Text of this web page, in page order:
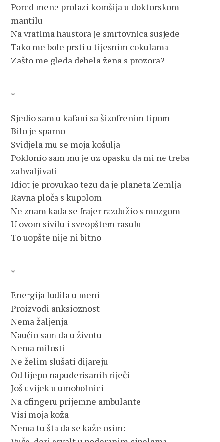
Pored mene prolazi komšija u doktorskom
mantilu
Na vratima haustora je smrtovnica susjede
Tako me bole prsti u tijesnim cokulama
Zašto me gleda debela žena s prozora?
*
Sjedio sam u kafani sa šizofrenim tipom
Bilo je sparno
Svidjela mu se moja košulja
Poklonio sam mu je uz opasku da mi ne treba
zahvaljivati
Idiot je provukao tezu da je planeta Zemlja
Ravna ploča s kupolom
Ne znam kada se frajer razdužio s mozgom
U ovom sivilu i sveopštem rasulu
To uopšte nije ni bitno
*
Energija ludila u meni
Proizvodi anksioznost
Nema žaljenja
Naučio sam da u životu
Nema milosti
Ne želim slušati dijareju
Od lijepo napuderisanih riječi
Još uvijek u umobolnici
Na ofingeru prijemne ambulante
Visi moja koža
Nema tu šta da se kaže osim: